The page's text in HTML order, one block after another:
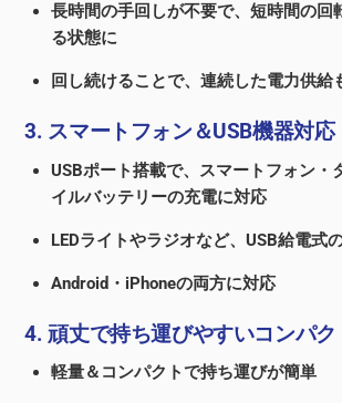
長時間の手回しが不要で、短時間の回
る状態に
回し続けることで、連続した電力供給
3. スマートフォン＆USB機器対応
USBポート搭載で、スマートフォン・
イルバッテリーの充電に対応
LEDライトやラジオなど、USB給電式
Android・iPhoneの両方に対応
4. 頑丈で持ち運びやすいコンパク
軽量＆コンパクトで持ち運びが簡単